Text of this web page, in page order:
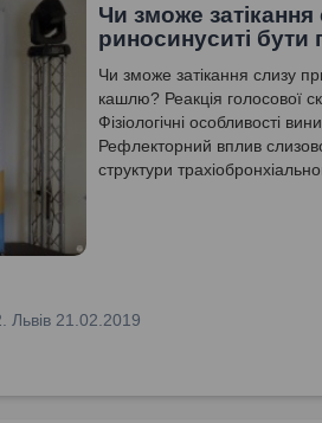
Чи зможе
риносинуситі
Чи зможе затікання слизу
кашлю? Реакція голосової
Фізіологічні особливості
Рефлекторний вплив
структури
Львів 21.02.2019